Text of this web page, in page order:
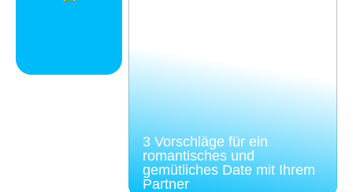
3 Vorschläge für ein
romantisches und
gemütliches Date mit Ihrem
Partner